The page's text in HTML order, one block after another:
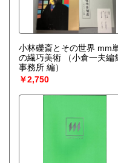
小林礫斎とその世界 mm単位
の繊巧美術
（小倉一夫編
事務所 編）
￥2,750